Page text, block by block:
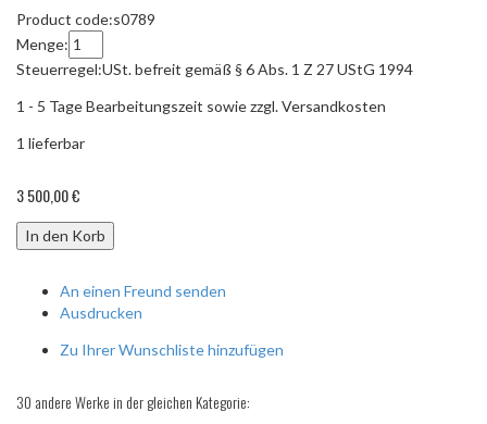
Product code:s0789
Menge:
Steuerregel:USt. befreit gemäß § 6 Abs. 1 Z 27 UStG 1994
1 - 5 Tage Bearbeitungszeit sowie zzgl. Versandkosten
1 lieferbar
3 500,00 €
In den Korb
An einen Freund senden
Ausdrucken
Zu Ihrer Wunschliste hinzufügen
30 andere Werke in der gleichen Kategorie: